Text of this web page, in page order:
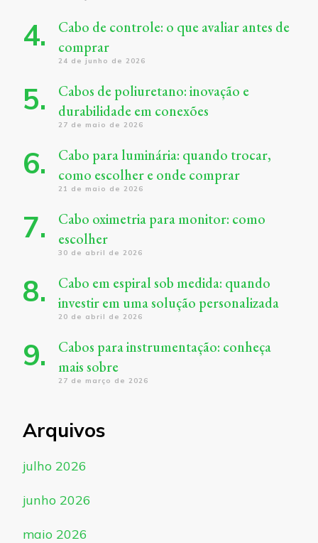
Cabo de controle: o que avaliar antes de
comprar
24 de junho de 2026
Cabos de poliuretano: inovação e
durabilidade em conexões
27 de maio de 2026
Cabo para luminária: quando trocar,
como escolher e onde comprar
21 de maio de 2026
Cabo oximetria para monitor: como
escolher
30 de abril de 2026
Cabo em espiral sob medida: quando
investir em uma solução personalizada
20 de abril de 2026
Cabos para instrumentação: conheça
mais sobre
27 de março de 2026
Arquivos
julho 2026
junho 2026
maio 2026